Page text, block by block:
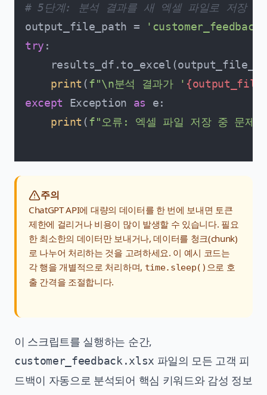
# 5단계: 분석 결과를 새 엑셀 파일로 저장
output_file_path =
try :
print (f"\n분석 결과가 '
except Exception as e:
print (f"오류: 엑셀 파일 저장 중 문제
주의
ChatGPT API에 대량의 데이터를 한 번에 보내면 토큰
제한에 걸리거나 비용이 많이 발생할 수 있습니다. 필요
한 최소한의 데이터만 보내거나, 데이터를 청크(chunk)
로 나누어 처리하는 것을 고려하세요. 이 예시 코드는
각 행을 개별적으로 처리하며, time.sleep() 으로 호
출 간격을 조절합니다.
이 스크립트를 실행하는 순간,
customer_feedback.xlsx 파일의 모든 고객 피
드백이 자동으로 분석되어 핵심 키워드와 감성 정보